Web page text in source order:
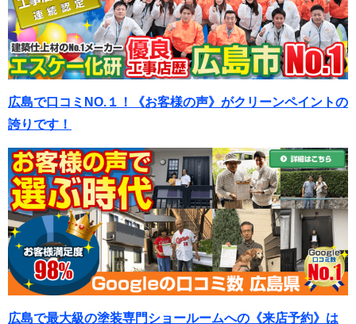
広島で口コミNO.１！《お客様の声》がクリーンペイントの
誇りです！
広島で最大級の塗装専門ショールームへの《来店予約》は